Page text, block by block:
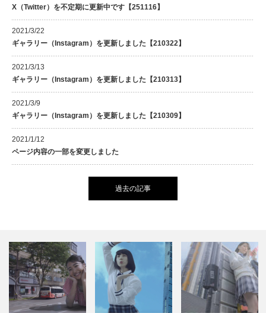
X（Twitter）を不定期に更新中です【251116】
2021/3/22
ギャラリー（Instagram）を更新しました【210322】
2021/3/13
ギャラリー（Instagram）を更新しました【210313】
2021/3/9
ギャラリー（Instagram）を更新しました【210309】
2021/1/12
ページ内容の一部を変更しました
過去の記事